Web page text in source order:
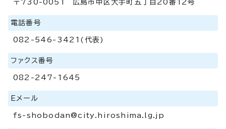
〒730-0051 広島市中区大手町五丁目20番12号
電話番号
082-546-3421(代表)
ファクス番号
082-247-1645
Eメール
fs-shobodan@city.hiroshima.lg.jp